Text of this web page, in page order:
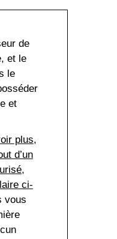
de
et le
le
et
plus,
d’un
ci-
vous